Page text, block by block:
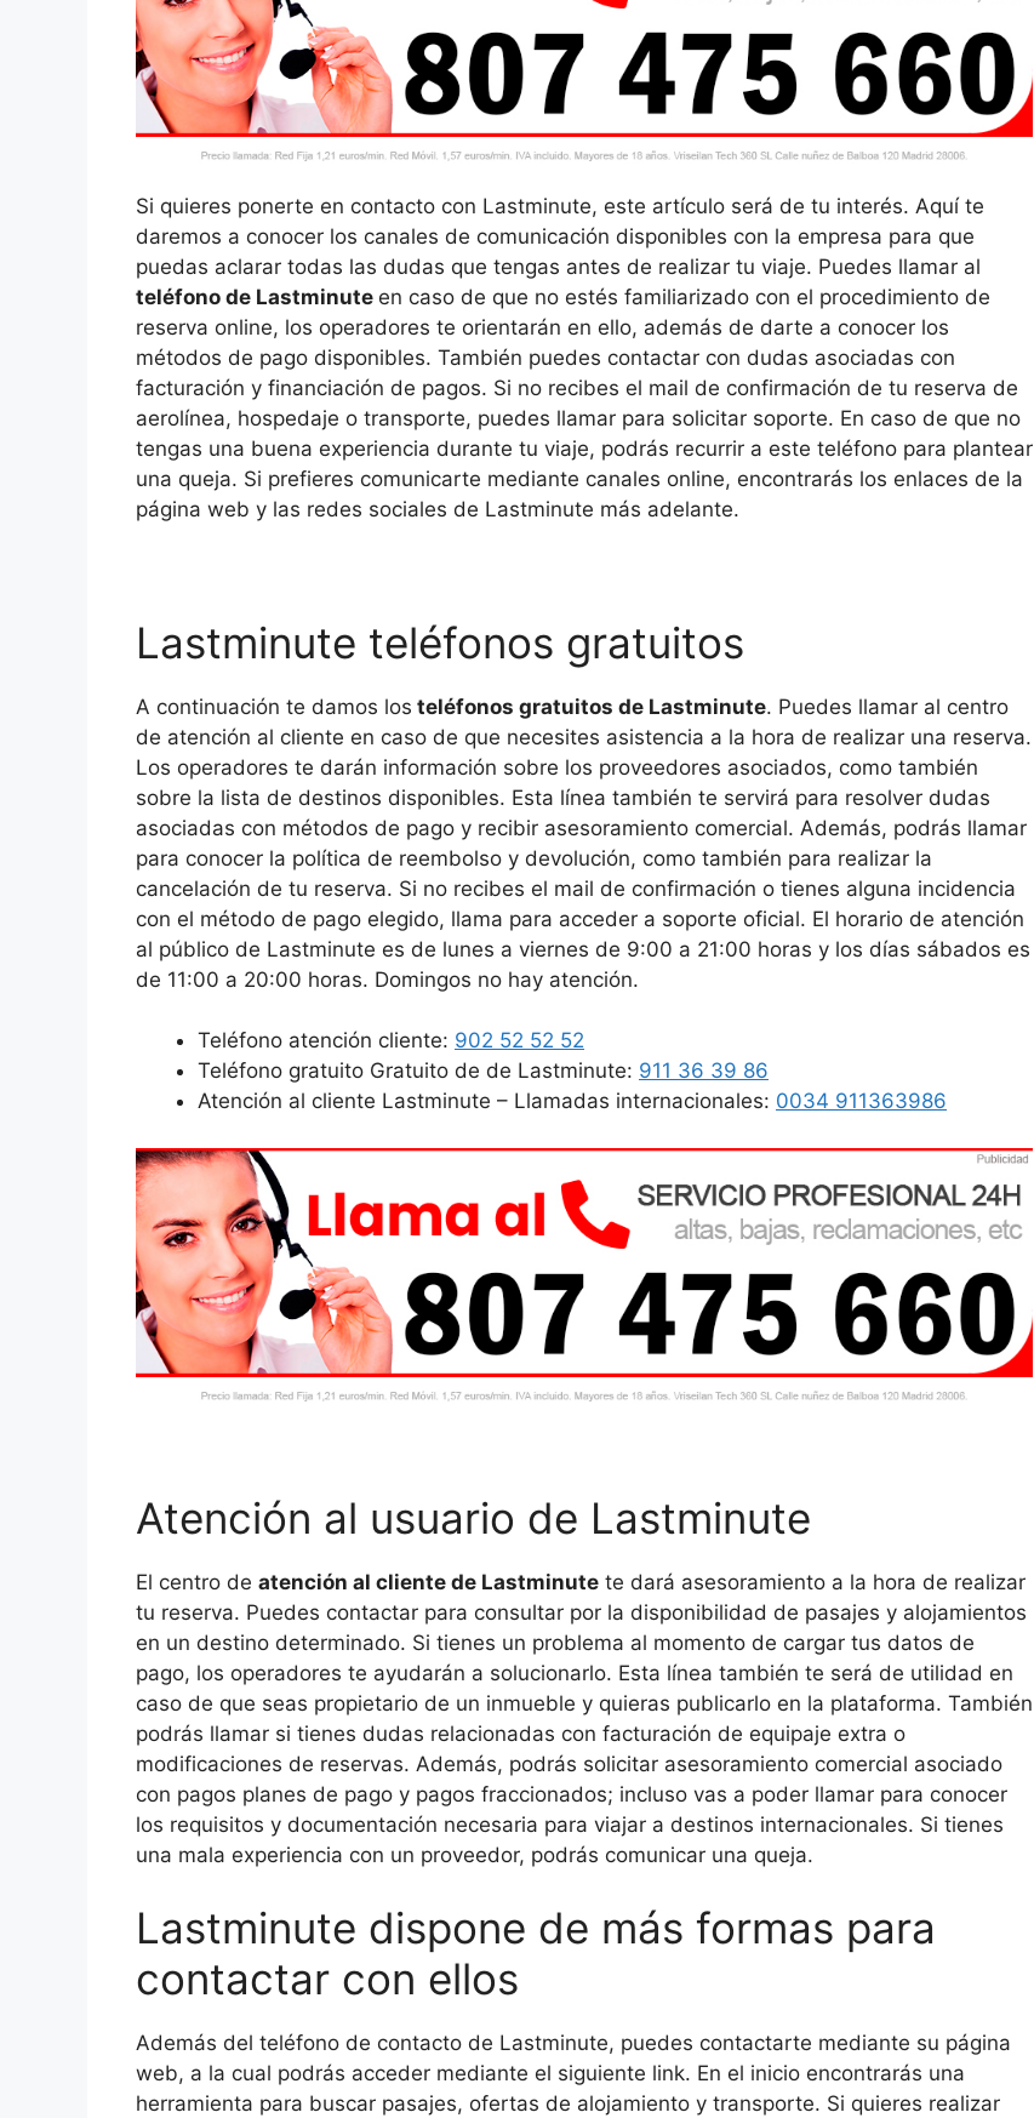
Si quieres ponerte en contacto con Lastminute, este artículo será de tu interés. Aquí te
daremos a conocer los canales de comunicación disponibles con la empresa para que
puedas aclarar todas las dudas que tengas antes de realizar tu viaje. Puedes llamar al
teléfono de Lastminute en caso de que no estés familiarizado con el procedimiento de
reserva online, los operadores te orientarán en ello, además de darte a conocer los
métodos de pago disponibles. También puedes contactar con dudas asociadas con
facturación y financiación de pagos. Si no recibes el mail de confirmación de tu reserva de
aerolínea, hospedaje o transporte, puedes llamar para solicitar soporte. En caso de que no
tengas una buena experiencia durante tu viaje, podrás recurrir a este teléfono para plantear
una queja. Si prefieres comunicarte mediante canales online, encontrarás los enlaces de la
página web y las redes sociales de Lastminute más adelante.
Lastminute teléfonos gratuitos
A continuación te damos los teléfonos gratuitos de Lastminute. Puedes llamar al centro
de atención al cliente en caso de que necesites asistencia a la hora de realizar una reserva.
Los operadores te darán información sobre los proveedores asociados, como también
sobre la lista de destinos disponibles. Esta línea también te servirá para resolver dudas
asociadas con métodos de pago y recibir asesoramiento comercial. Además, podrás llamar
para conocer la política de reembolso y devolución, como también para realizar la
cancelación de tu reserva. Si no recibes el mail de confirmación o tienes alguna incidencia
con el método de pago elegido, llama para acceder a soporte oficial. El horario de atención
al público de Lastminute es de lunes a viernes de 9:00 a 21:00 horas y los días sábados es
de 11:00 a 20:00 horas. Domingos no hay atención.
Teléfono atención cliente: 902 52 52 52
Teléfono gratuito Gratuito de de Lastminute: 911 36 39 86
Atención al cliente Lastminute – Llamadas internacionales: 0034 911363986
Atención al usuario de Lastminute
El centro de atención al cliente de Lastminute te dará asesoramiento a la hora de realizar
tu reserva. Puedes contactar para consultar por la disponibilidad de pasajes y alojamientos
en un destino determinado. Si tienes un problema al momento de cargar tus datos de
pago, los operadores te ayudarán a solucionarlo. Esta línea también te será de utilidad en
caso de que seas propietario de un inmueble y quieras publicarlo en la plataforma. También
podrás llamar si tienes dudas relacionadas con facturación de equipaje extra o
modificaciones de reservas. Además, podrás solicitar asesoramiento comercial asociado
con pagos planes de pago y pagos fraccionados; incluso vas a poder llamar para conocer
los requisitos y documentación necesaria para viajar a destinos internacionales. Si tienes
una mala experiencia con un proveedor, podrás comunicar una queja.
Lastminute dispone de más formas para
contactar con ellos
Además del teléfono de contacto de Lastminute, puedes contactarte mediante su página
web, a la cual podrás acceder mediante el siguiente link. En el inicio encontrarás una
herramienta para buscar pasajes, ofertas de alojamiento y transporte. Si quieres realizar